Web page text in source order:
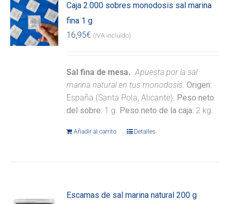
Caja 2.000 sobres monodosis sal marina
fina 1 g
16,95€ (IVA incluido)
Sal fina de mesa. Apuesta por la sal
marina natural en tus monodosis. Origen:
España (Santa Pola, Alicante). Peso neto
del sobre: 1 g. Peso neto de la caja: 2 kg.
Añadir al carrito Detalles
Escamas de sal marina natural 200 g